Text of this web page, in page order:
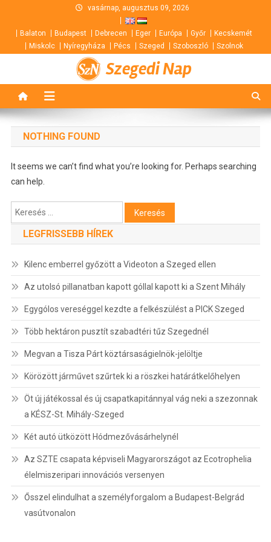
content
vasárnap, augusztus 09, 2026
Balaton Budapest Debrecen Eger Európa Győr
Kecskemét
Miskolc
Nyíregyháza Pécs Szeged Szoboszló Szolnok
Szegedi Nap
NOTHING FOUND
It seems we can’t find what you’re looking for. Perhaps searching
can help.
Keresés:
LEGFRISSEBB HÍREK
Kilenc emberrel győzött a Videoton a Szeged ellen
Az utolsó pillanatban kapott góllal kapott ki a Szent Mihály
Egygólos vereséggel kezdte a felkészülést a PICK Szeged
Több hektáron pusztít szabadtéri tűz Szegednél
Megvan a Tisza Párt köztársaságielnök-jelöltje
Körözött járművet szűrtek ki a röszkei határátkelőhelyen
Öt új játékossal és új csapatkapitánnyal vág neki a szezonnak
a KÉSZ-St. Mihály-Szeged
Két autó ütközött Hódmezővásárhelynél
Az SZTE csapata képviseli Magyarországot az Ecotrophelia
élelmiszeripari innovációs versenyen
Ősszel elindulhat a személyforgalom a Budapest-Belgrád
vasútvonalon